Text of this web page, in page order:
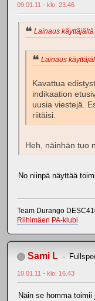
09.01.11 - klo: 23.46
Lainaus
Lainaus
Kavattua
indikaation
uusia viestejä.
riitäisi.
Heh, näinhän tuo
No niinpä näyttää
Team Durango
Riihimäen PA-klubi
Sami L
10.01.11 - klo: 16.43
Näin se homma toimii